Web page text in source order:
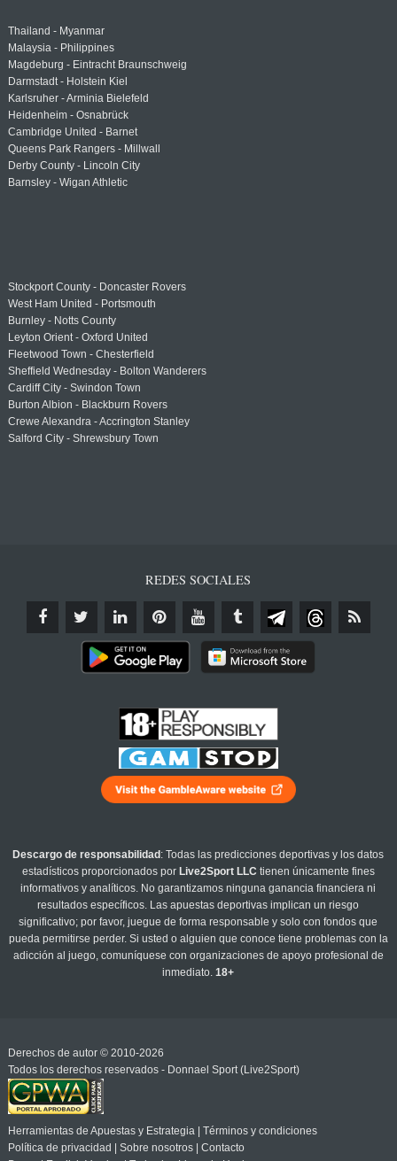
Thailand - Myanmar
Malaysia - Philippines
Magdeburg - Eintracht Braunschweig
Darmstadt - Holstein Kiel
Karlsruher - Arminia Bielefeld
Heidenheim - Osnabrück
Cambridge United - Barnet
Queens Park Rangers - Millwall
Derby County - Lincoln City
Barnsley - Wigan Athletic
Stockport County - Doncaster Rovers
West Ham United - Portsmouth
Burnley - Notts County
Leyton Orient - Oxford United
Fleetwood Town - Chesterfield
Sheffield Wednesday - Bolton Wanderers
Cardiff City - Swindon Town
Burton Albion - Blackburn Rovers
Crewe Alexandra - Accrington Stanley
Salford City - Shrewsbury Town
REDES SOCIALES
Descargo de responsabilidad : Todas las predicciones deportivas y los datos
estadísticos proporcionados por Live2Sport LLC tienen únicamente fines
informativos y analíticos. No garantizamos ninguna ganancia financiera ni
resultados específicos. Las apuestas deportivas implican un riesgo
significativo; por favor, juegue de forma responsable y solo con fondos que
pueda permitirse perder. Si usted o alguien que conoce tiene problemas con la
adicción al juego, comuníquese con organizaciones de apoyo profesional de
inmediato.18+
Derechos de autor © 2010-2026
Todos los derechos reservados - Donnael Sport (Live2Sport)
Herramientas de Apuestas y Estrategia| Términos y condiciones
Política de privacidad
Sobre nosotros| Contacto